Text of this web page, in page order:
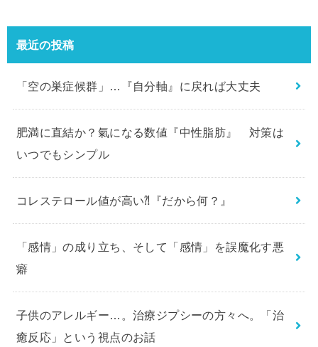
最近の投稿
「空の巣症候群」…『自分軸』に戻れば大丈夫
肥満に直結か？氣になる数値『中性脂肪』 対策は
いつでもシンプル
コレステロール値が高い⁈『だから何？』
「感情」の成り立ち、そして「感情」を誤魔化す悪
癖
子供のアレルギー…。治療ジプシーの方々へ。「治
癒反応」という視点のお話